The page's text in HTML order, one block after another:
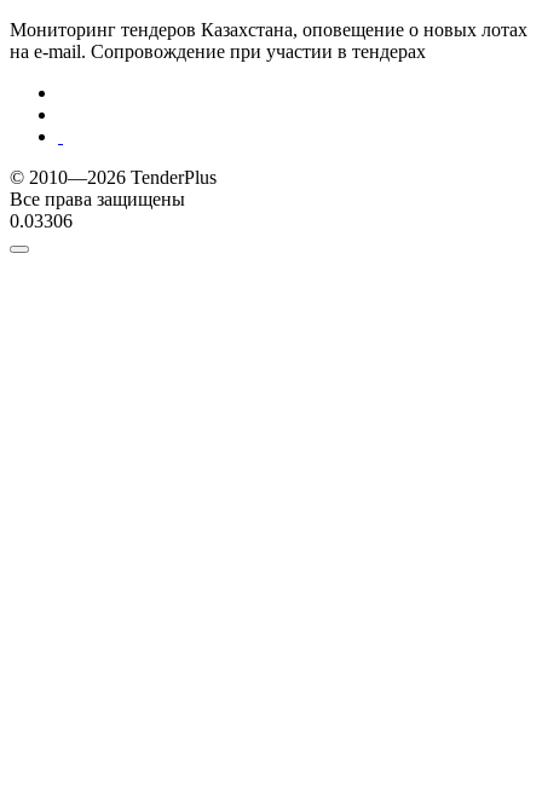
Мониторинг тендеров Казахстана, оповещение о новых лотах
на e-mail. Сопровождение при участии в тендерах
© 2010—2026 TenderPlus
Все права защищены
0.03306